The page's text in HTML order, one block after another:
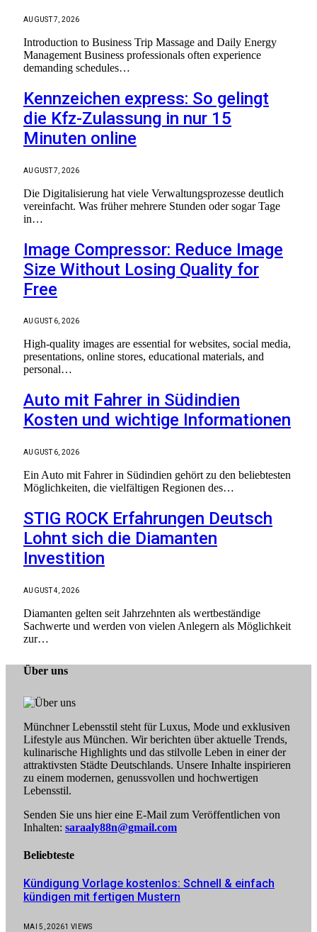
AUGUST 7, 2026
Introduction to Business Trip Massage and Daily Energy
Management Business professionals often experience
demanding schedules…
Kennzeichen express: So gelingt
die Kfz-Zulassung in nur 15
Minuten online
AUGUST 7, 2026
Die Digitalisierung hat viele Verwaltungsprozesse deutlich
vereinfacht. Was früher mehrere Stunden oder sogar Tage
in…
Image Compressor: Reduce Image
Size Without Losing Quality for
Free
AUGUST 6, 2026
High-quality images are essential for websites, social media,
presentations, online stores, educational materials, and
personal…
Auto mit Fahrer in Südindien
Kosten und wichtige Informationen
AUGUST 6, 2026
Ein Auto mit Fahrer in Südindien gehört zu den beliebtesten
Möglichkeiten, die vielfältigen Regionen des…
STIG ROCK Erfahrungen Deutsch
Lohnt sich die Diamanten
Investition
AUGUST 4, 2026
Diamanten gelten seit Jahrzehnten als wertbeständige
Sachwerte und werden von vielen Anlegern als Möglichkeit
zur…
Über uns
Münchner Lebensstil steht für Luxus, Mode und exklusiven
Lifestyle aus München. Wir berichten über aktuelle Trends,
kulinarische Highlights und das stilvolle Leben in einer der
attraktivsten Städte Deutschlands. Unsere Inhalte inspirieren
zu einem modernen, genussvollen und hochwertigen
Lebensstil.
Senden Sie uns hier eine E-Mail zum Veröffentlichen von
Inhalten: saraaly88n@gmail.com
Beliebteste
Kündigung Vorlage kostenlos: Schnell & einfach
kündigen mit fertigen Mustern
MAI 5, 20261 VIEWS